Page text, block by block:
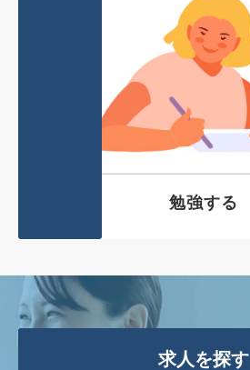
勉強する
求人を探す